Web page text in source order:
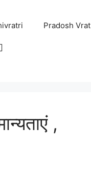
Pradosh Vrat
,